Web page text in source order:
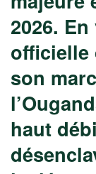
2026.
officielle
son
haut